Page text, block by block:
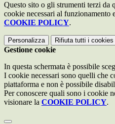
Questo sito o gli strumenti terzi da
cookie necessari al
COOKIE POLICY.
Personalizza Rifiuta tutti i cookies
Gestione cookie
In questa schermata è possibile
I cookie necessari sono quelli che
piattaforma e non è possibile
Per conoscere quali sono i cookie
visionare la COOKIE POLICY.